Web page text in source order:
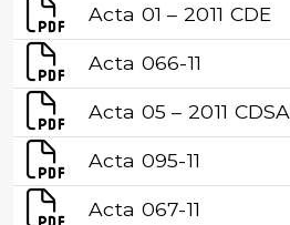
Acta 01 – 2011 CDE
Acta 066-11
Acta 05 – 2011 CDSA
Acta 095-11
Acta 067-11